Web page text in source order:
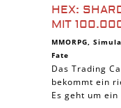
HEX:
MIT
MMORPG,
Fate
Das Trading
bekommt ein
Es geht um